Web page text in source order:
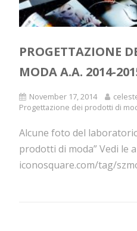
PROGETTAZIONE
MODA A.A. 2014-
November 17, 2014
Progettazione dei prodotti di
Alcune foto del
prodotti di moda” Vedi le
iconosquare.com/tag/